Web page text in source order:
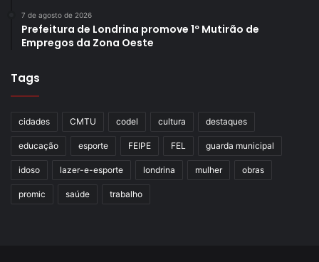
7 de agosto de 2026
Prefeitura de Londrina promove 1º Mutirão de
Empregos da Zona Oeste
Tags
cidades CMTU codel cultura destaques
educação esporte FEIPE FEL guarda municipal
idoso lazer-e-esporte londrina mulher obras
promic saúde trabalho